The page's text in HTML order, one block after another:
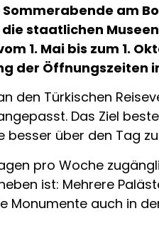
am
staatlichen
1. Mai bis zum 1.
der Öffnungszeiten
den Türkischen
Das Ziel
über den Tag
pro Woche
ist: Mehrere
auch in